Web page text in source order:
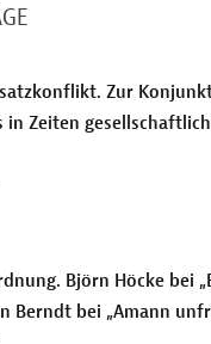
Zur
in Zeiten
Björn Höcke bei
Berndt bei „Amann